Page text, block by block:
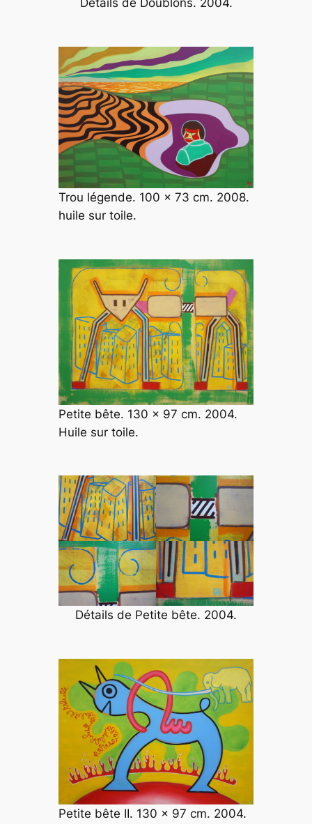
Détails de Doublons. 2004.
Trou légende. 100 x 73 cm. 2008.
huile sur toile.
Petite bête. 130 x 97 cm. 2004.
Huile sur toile.
Détails de Petite bête. 2004.
Petite bête II. 130 x 97 cm. 2004.